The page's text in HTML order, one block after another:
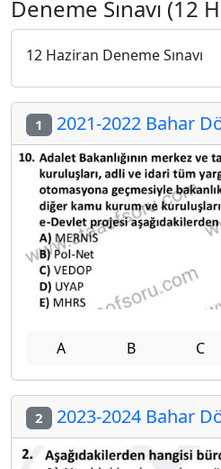
Deneme Sınavı (12
12 Haziran Deneme Sınavı
1 2021-2022 Bahar
A B C
2 2023-2024 Bahar